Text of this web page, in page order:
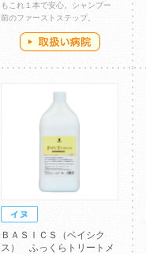
もこれ１本で安心。シャンプー
前のファーストステップ。
ＢＡＳＩＣＳ（ベイシク
ス） ふっくらトリートメ